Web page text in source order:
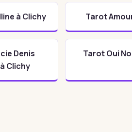
à Clichy Tarot
Denis
Clichy
Tarot Oui